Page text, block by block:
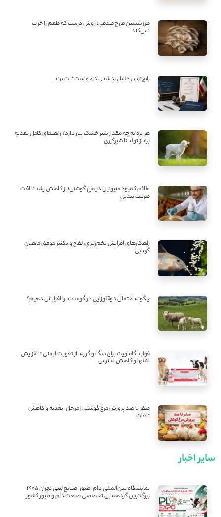
طرز شستن قارچ صدفی؛ روش درست که طعم را خراب
نمی‌کند!
رایج‌ترین دلایل رد شدن درخواست ثبت برند
هر بره به چه مقدار شیر خشک نیاز دارد؟ راهنمای کامل تغذیه
بره از تولد تا شیرگیری
علائم کمبود متیونین در مرغ گوشتی؛ از کاهش رشد تا افت
ضریب تبدیل
راهکارهای افزایش تخم‌ریزی، لقاح و تکثیر موفق ماهیان
گرمابی
چگونه احتمال دوقلوزایی در گوسفند را افزایش دهیم؟
فواید گاماویت برای سگ و گربه؛ از تقویت ایمنی تا افزایش
اشتها و کاهش استرس
صفر تا صد پرورش مرغ گوشتی | مراحل، تغذیه و کاهش
تلفات
سایر اخبار
نمایشگاه بین‌المللی دام، طیور، صنایع لبنی تهران ۱۴۰۵؛
بزرگ‌ترین گردهمایی تخصصی صنعت دام و طیور کشور